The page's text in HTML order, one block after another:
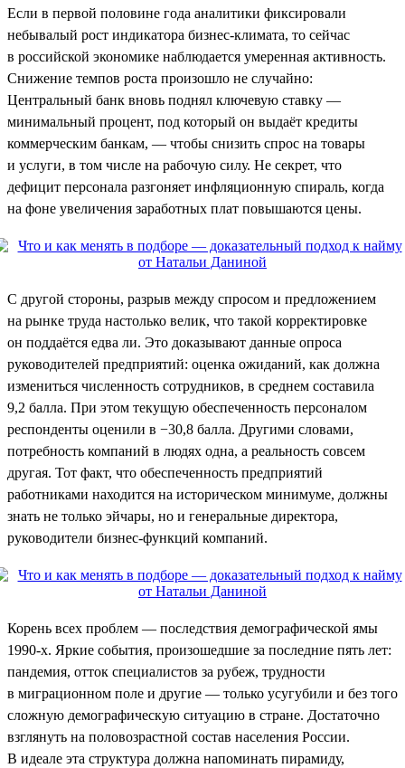
Если в первой половине года аналитики фиксировали
небывалый рост индикатора бизнес-климата, то сейчас
в российской экономике наблюдается умеренная активность.
Снижение темпов роста произошло не случайно:
Центральный банк вновь поднял ключевую ставку —
минимальный процент, под который он выдаёт кредиты
коммерческим банкам, — чтобы снизить спрос на товары
и услуги, в том числе на рабочую силу. Не секрет, что
дефицит персонала разгоняет инфляционную спираль, когда
на фоне увеличения заработных плат повышаются цены.
С другой стороны, разрыв между спросом и предложением
на рынке труда настолько велик, что такой корректировке
он поддаётся едва ли. Это доказывают данные опроса
руководителей предприятий: оценка ожиданий, как должна
измениться численность сотрудников, в среднем составила
9,2 балла. При этом текущую обеспеченность персоналом
респонденты оценили в −30,8 балла. Другими словами,
потребность компаний в людях одна, а реальность совсем
другая. Тот факт, что обеспеченность предприятий
работниками находится на историческом минимуме, должны
знать не только эйчары, но и генеральные директора,
руководители бизнес-функций компаний.
Корень всех проблем — последствия демографической ямы
1990-х. Яркие события, произошедшие за последние пять лет:
пандемия, отток специалистов за рубеж, трудности
в миграционном поле и другие — только усугубили и без того
сложную демографическую ситуацию в стране. Достаточно
взглянуть на половозрастной состав населения России.
В идеале эта структура должна напоминать пирамиду,